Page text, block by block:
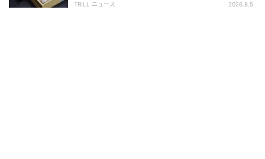
外となる可能性があります。
TRILL ニュース 2026.8.5